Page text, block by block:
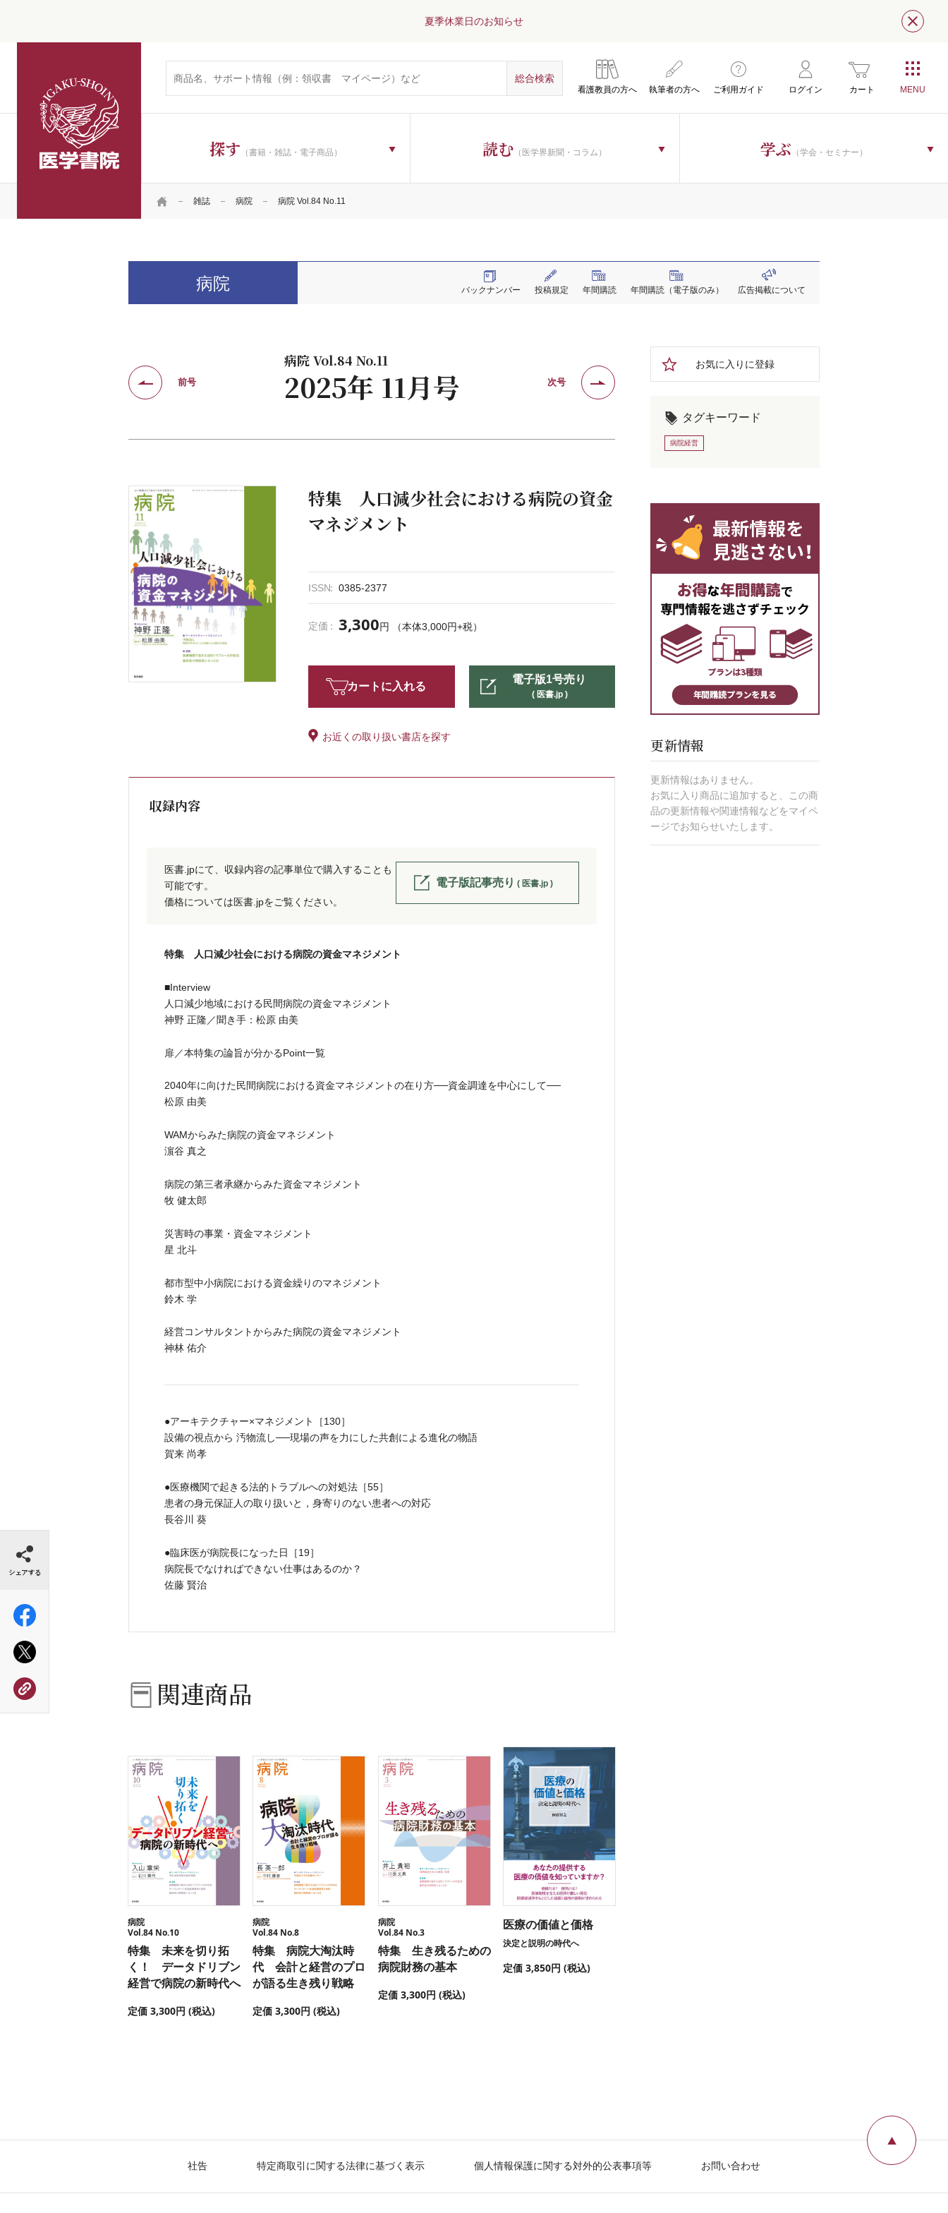
夏季休業日のお知らせ 閉じ
看護教員の方へ 執筆者の方へ ご利用ガイド ログイン カート
探す （書籍・雑誌・電子商品） 読む （医学界新聞・コラム） 学ぶ （学会・セミナー）
HOME 雑誌 病院 病院 Vol.84 No.11
病院 バックナンバー 投稿規定 年間購読 年間購読 （電子版のみ） 広告掲載について
病院 Vol.84 No.11
2025年 11月号
前号 次号
特集 人口減少社会における病院の資金
マネジメント
ISSN 0385-2377
定価 3,300円 （本体3,000円+税）
カートに入れる
電子版1号売り
( 医書.jp )
お近くの取り扱い書店を探す
収録内容
医書.jpにて、収録内容の記事単位で購入することも
可能です。
価格については医書.jpをご覧ください。
電子版記事売り ( 医書.jp )
特集 人口減少社会における病院の資金マネジメント
■Interview
人口減少地域における民間病院の資金マネジメント
神野 正隆／聞き手：松原 由美
扉／本特集の論旨が分かるPoint一覧
2040年に向けた民間病院における資金マネジメントの在り方──資金調達を中心にして──
松原 由美
WAMからみた病院の資金マネジメント
濵谷 真之
病院の第三者承継からみた資金マネジメント
牧 健太郎
災害時の事業・資金マネジメント
星 北斗
都市型中小病院における資金繰りのマネジメント
鈴木 学
経営コンサルタントからみた病院の資金マネジメント
神林 佑介
●アーキテクチャー×マネジメント［130］
設備の視点から 汚物流し──現場の声を力にした共創による進化の物語
賀来 尚孝
●医療機関で起きる法的トラブルへの対処法［55］
患者の身元保証人の取り扱いと，身寄りのない患者への対応
長谷川 葵
●臨床医が病院長になった日［19］
病院長でなければできない仕事はあるのか？
佐藤 賢治
関連商品
病院
Vol.84 No.10
特集 未来を切り拓
く！ データドリブン
経営で病院の新時代へ
定価 3,300円 (税込)
病院
Vol.84 No.8
特集 病院大淘汰時
代 会計と経営のプロ
が語る生き残り戦略
定価 3,300円 (税込)
病院
Vol.84 No.3
特集 生き残るための
病院財務の基本
定価 3,300円 (税込)
医療の価値と価格
決定と説明の時代へ
定価 3,850円 (税込)
お気に入りに登録
タグキーワード
病院経営
更新情報
更新情報はありません。
お気に入り商品に追加すると、この商
品の更新情報や関連情報などをマイペ
ージでお知らせいたします。
社告 特定商取引に関する法律に基づく表示 個人情報保護に関する対外的公表事項等 お問い合わせ